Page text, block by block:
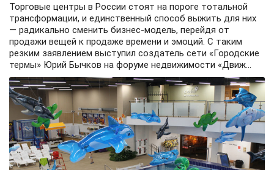
Торговые центры в России стоят на пороге тотальной
трансформации, и единственный способ выжить для них
— радикально сменить бизнес-модель, перейдя от
продажи вещей к продаже времени и эмоций. С таким
резким заявлением выступил создатель сети «Городские
термы» Юрий Бычков на форуме недвижимости «Движ...